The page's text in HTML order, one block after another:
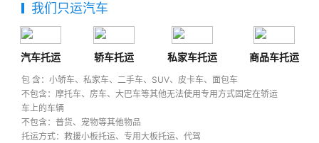
我们只运汽车
汽车托运 轿车托运 私家车托运 商品车托运
包 含：小轿车、私家车、二手车、SUV、皮卡车、面包车
不包含：摩托车、房车、大巴车等其他无法使用专用方式固定在轿运
车上的车辆
不包含：普货、宠物等其他物品
托运方式：救援小板托运、专用大板托运、代驾